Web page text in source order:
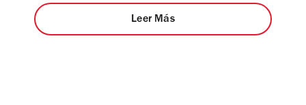
Leer Más